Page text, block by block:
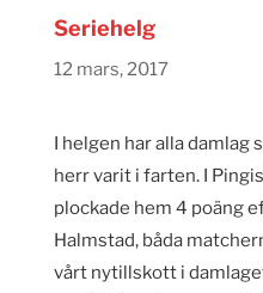
Seriehelg
12 mars, 2017
I helgen har alla damlag
herr varit i farten. I
plockade hem 4 poäng
Halmstad, båda
vårt nytillskott i